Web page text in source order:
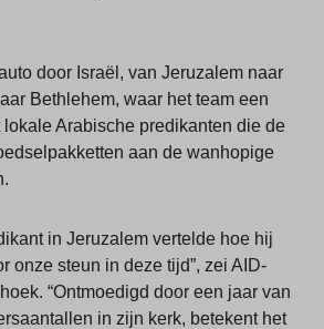
door Israël, van Jeruzalem naar
Bethlehem, waar het team een
Arabische predikanten die de
aan de wanhopige
in Jeruzalem vertelde hoe hij
onze steun in deze tijd”, zei AID-
“Ontmoedigd door een jaar van
in zijn kerk, betekent het